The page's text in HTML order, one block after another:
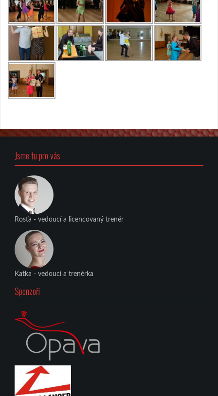
Jsme tu pro vás
Rosťa - vedoucí a licencovaný trenér
Katka - vedoucí a trenérka
Sponzoři